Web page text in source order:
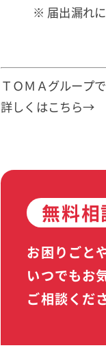
※ 届出漏れに
ＴＯＭＡグループ
詳しくはこちら
無料
お困りごと
いつでもお
ご相談くだ